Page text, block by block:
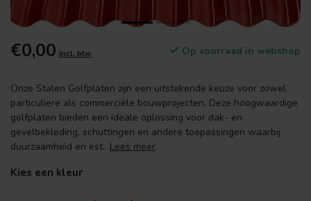
€0,00 Incl. btw Op voorraad in webshop
Onze Stalen Golfplaten zijn een uitstekende keuze voor zowel
particuliere als commerciële bouwprojecten. Deze hoogwaardige
golfplaten bieden een ideale oplossing voor dak- en
gevelbekleding, schuttingen en andere toepassingen waarbij
duurzaamheid en est.. Lees meer.
Kies een kleur